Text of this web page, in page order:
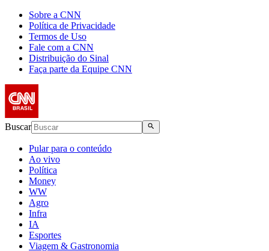
Sobre a CNN
Política de Privacidade
Termos de Uso
Fale com a CNN
Distribuição do Sinal
Faça parte da Equipe CNN
Buscar
Pular para o conteúdo
Ao vivo
Política
Money
WW
Agro
Infra
IA
Esportes
Viagem & Gastronomia